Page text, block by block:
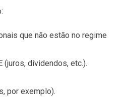
que não estão no regime
(juros, dividendos, etc.).
por exemplo).